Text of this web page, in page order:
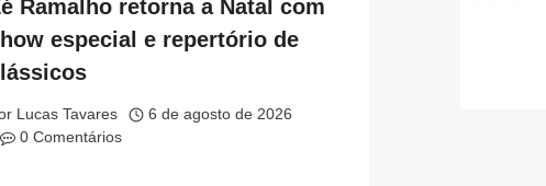
Ramalho retorna a Natal com
especial e repertório de
Lucas Tavares
6 de agosto de 2026
0 Comentários